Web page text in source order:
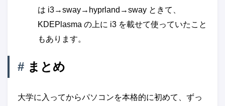
は i3→sway→hyprland→sway ときて、
KDEPlasma の上に i3 を載せて使っていたこと
もあります。
# まとめ
大学に入ってからパソコンを本格的に初めて、ずっ